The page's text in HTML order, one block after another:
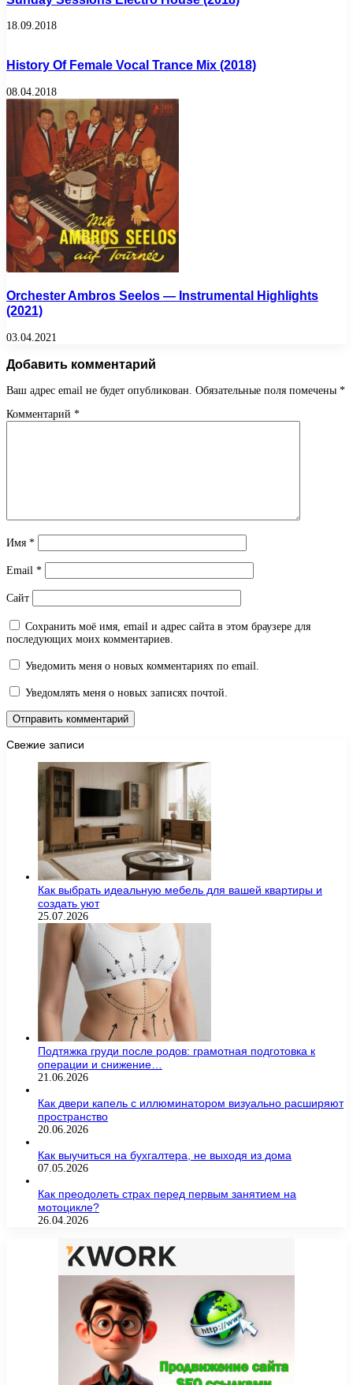
18.09.2018
History Of Female Vocal Trance Mix (2018)
08.04.2018
Orсhеstеr Ambrоs Sееlоs — Instrumental Highlights
(2021)
03.04.2021
Добавить комментарий
Ваш адрес email не будет опубликован. Обязательные поля помечены *
Комментарий *
Имя *
Email *
Сайт
Сохранить моё имя, email и адрес сайта в этом браузере для
последующих моих комментариев.
Уведомить меня о новых комментариях по email.
Уведомлять меня о новых записях почтой.
Свежие записи
Как выбрать идеальную мебель для вашей квартиры и
создать уют
25.07.2026
Подтяжка груди после родов: грамотная подготовка к
операции и снижение…
21.06.2026
Как двери капель с иллюминатором визуально расширяют
пространство
20.06.2026
Как выучиться на бухгалтера, не выходя из дома
07.05.2026
Как преодолеть страх перед первым занятием на
мотоцикле?
26.04.2026